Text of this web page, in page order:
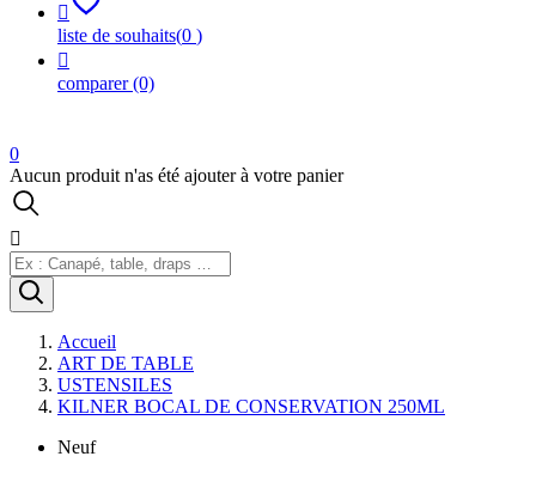

liste de souhaits(0 )

comparer(0)
0
Aucun produit n'as été ajouter à votre panier

Accueil
ART DE TABLE
USTENSILES
KILNER BOCAL DE CONSERVATION 250ML
Neuf